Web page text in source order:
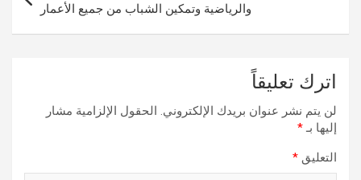
والرياضية وتمكين الشباب من جميع الأعمار
اترك تعليقاً
لن يتم نشر عنوان بريدك الإلكتروني. الحقول الإلزامية مشار
إليها بـ*
التعليق *